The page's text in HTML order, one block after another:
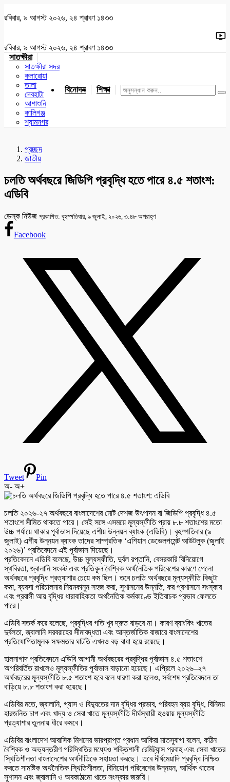
রবিবার, ৯ আগস্ট ২০২৬, ২৪ শ্রাবণ ১৪৩৩
রবিবার, ৯ আগস্ট ২০২৬, ২৪ শ্রাবণ ১৪৩৩
সাতক্ষীরা
সাতক্ষীরা সদর
কলারোয়া
তালা
দেবহাটা
আশাশুনি
কালিগঞ্জ
শ্যামনগর
বিনোদন শিক্ষা খেলাধুলা জাতীয় যশোর
প্রচ্ছদ
জাতীয়
চলতি অর্থবছরে জিডিপি প্রবৃদ্ধি হতে পারে ৪.৫ শতাংশ:
এডিবি
ডেস্ক নিউজ প্রকাশিত: বৃহস্পতিবার, ৯ জুলাই, ২০২৬, ৩:৪৮ অপরাহ্ণ
Facebook
Tweet
Pin
অ- অ+
চলতি ২০২৬-২৭ অর্থবছরে বাংলাদেশের মোট দেশজ উৎপাদন বা জিডিপি প্রবৃদ্ধি ৪.৫
শতাংশে সীমিত থাকতে পারে। সেই সঙ্গে এসময়ে মূল্যস্ফীতি প্রায় ৮.৮ শতাংশের মতো
উচ্চ পর্যায়ে থাকার পূর্বাভাস দিয়েছে এশীয় উন্নয়ন ব্যাংক (এডিবি)। বৃহস্পতিবার (৯
জুলাই) এশীয় উন্নয়ন ব্যাংক তাদের সাম্প্রতিক ‘এশিয়ান ডেভেলপমেন্ট আউটলুক (জুলাই
২০২৬)’ প্রতিবেদনে এই পূর্বাভাস দিয়েছে।
প্রতিবেদনে এডিবি বলেছে, উচ্চ মূল্যস্ফীতি, দুর্বল রপ্তানি, বেসরকারি বিনিয়োগে
স্থবিরতা, জ্বালানি সংকট এবং প্রতিকূল বৈশ্বিক অর্থনৈতিক পরিবেশের কারণে গেলো
অর্থবছরে প্রবৃদ্ধি প্রত্যাশার চেয়ে কম ছিল। তবে চলতি অর্থবছরে মূল্যস্ফীতি কিছুটা
কমা, ব্যবসা পরিচালনার নিয়মকানুন সহজ করা, সুশাসনের উন্নতি, কর প্রশাসনে সংস্কার
এবং প্রবাসী আয় বৃদ্ধির ধারাবাহিকতা অর্থনৈতিক কর্মকাণ্ডে ইতিবাচক প্রভাব ফেলতে
পারে।
এডিবি সতর্ক করে বলেছে, প্রবৃদ্ধির গতি খুব দ্রুত বাড়বে না। কারণ ব্যাংকিং খাতের
দুর্বলতা, জ্বালানি সরবরাহের সীমাবদ্ধতা এবং আন্তর্জাতিক বাজারে বাংলাদেশের
প্রতিযোগিতামূলক সক্ষমতার ঘাটতি এখনও বড় বাধা হয়ে রয়েছে।
হালনাগাদ প্রতিবেদনে এডিবি আগামী অর্থবছরের প্রবৃদ্ধির পূর্বাভাস ৪.৫ শতাংশে
অপরিবর্তিত রাখলেও মূল্যস্ফীতির পূর্বাভাস বাড়ানো হয়েছে। এপ্রিলে ২০২৬–২৭
অর্থবছরের মূল্যস্ফীতি ৮.৫ শতাংশ হবে বলে ধারণা করা হলেও, সর্বশেষ প্রতিবেদনে তা
বাড়িয়ে ৮.৮ শতাংশ করা হয়েছে।
এডিবির মতে, জ্বালানি, গ্যাস ও বিদ্যুতের দাম বৃদ্ধির প্রভাব, পরিবহন ব্যয় বৃদ্ধি, বিনিময়
হারজনিত চাপ এবং খাদ্য ও সেবা খাতে মূল্যস্ফীতি দীর্ঘস্থায়ী হওয়ায় মূল্যস্ফীতি
প্রত্যাশার তুলনায় ধীরে কমবে।
এডিবির বাংলাদেশ আবাসিক মিশনের ভারপ্রাপ্ত প্রধান আকিরা মাতসুবাগা বলেন, কঠিন
বৈশ্বিক ও অভ্যন্তরীণ পরিস্থিতির মধ্যেও শক্তিশালী রেমিট্যান্স প্রবাহ এবং সেবা খাতের
স্থিতিশীলতা বাংলাদেশের অর্থনীতিকে সহায়তা করছে। তবে দীর্ঘমেয়াদি প্রবৃদ্ধি নিশ্চিত
করতে সামষ্টিক অর্থনৈতিক স্থিতিশীলতা, বিনিয়োগ পরিবেশের উন্নয়ন, আর্থিক খাতের
সুশাসন এবং জ্বালানি ও অবকাঠামো খাতে সংস্কার জরুরি।